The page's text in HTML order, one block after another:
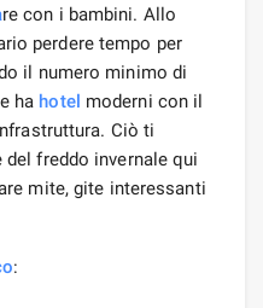
re con i bambini. Allo
perdere tempo per
il numero minimo di
ha hotel moderni con il
Ciò ti
freddo invernale qui
mite, gite interessanti
: